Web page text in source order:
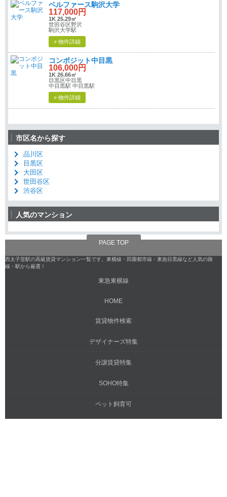
ベルファース駒沢大学
117,000円
1K 25.29㎡
世田谷区野沢
駒沢大学駅
» 物件詳細
コンポジット中目黒
106,000円
1K 26.66㎡
目黒区中目黒
中目黒駅 中目黒駅
» 物件詳細
市区名から探す
品川区
目黒区
大田区
世田谷区
渋谷区
人気のマンション
PAGE TOP
西太子堂駅の高級賃貸マンション一覧です。東横線・田園都市線・東急目黒線など人気の路
線・駅から厳選！
東急東横線
HOME
賃貸物件検索
デザイナーズ特集
分譲賃貸特集
SOHO特集
ペット飼育可